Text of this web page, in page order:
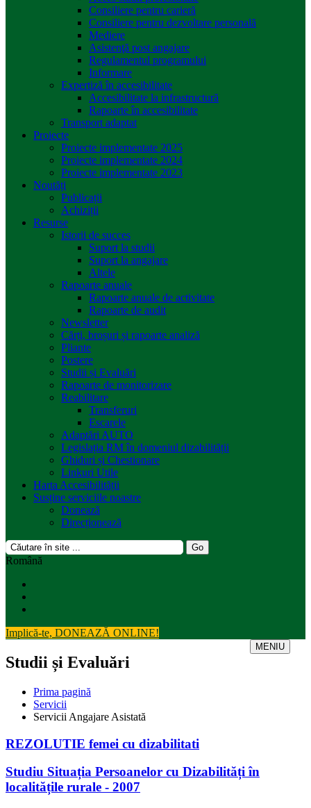
Consiliere pentru carieră
Consiliere pentru dezvoltare personală
Mediere
Asistenţă post angajare
Regulamentul programului
Informare
Expertiză în accesibilitate
Accesibilitate la infrastructură
Rapoarte în accesibilitate
Transport adaptat
Proiecte
Proiecte implementate 2025
Proiecte implementate 2024
Proiecte implementate 2023
Noutăți
Publicații
Achiziții
Resurse
Istorii de succes
Suport la studii
Suport la angajare
Altele
Rapoarte anuale
Rapoarte anuale de activitate
Rapoarte de audit
Newsletter
Cărți, broșuri și rapoarte analiză
Pliante
Postere
Studii și Evaluări
Rapoarte de monitorizare
Reabilitare
Transferuri
Escarele
Adaptări AUTO
Legislația RM în domeniul dizabilității
Ghiduri și Chestionare
Linkuri Utile
Harta Accesibilității
Susține serviciile noastre
Donează
Direcționează
Română
Implică-te, DONEAZĂ ONLINE!
MENIU
Studii și Evaluări
Prima pagină
Servicii
Servicii Angajare Asistată
REZOLUTIE femei cu dizabilitati
Studiu Situația Persoanelor cu Dizabilități în
localitățile rurale - 2007